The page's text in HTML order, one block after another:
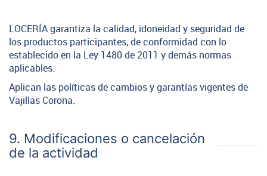
LOCERÍA garantiza la calidad, idoneidad y seguridad de
los productos participantes, de conformidad con lo
establecido en la Ley 1480 de 2011 y demás normas
aplicables.
Aplican las políticas de cambios y garantías vigentes de
Vajillas Corona.
9. Modificaciones o cancelación
de la actividad